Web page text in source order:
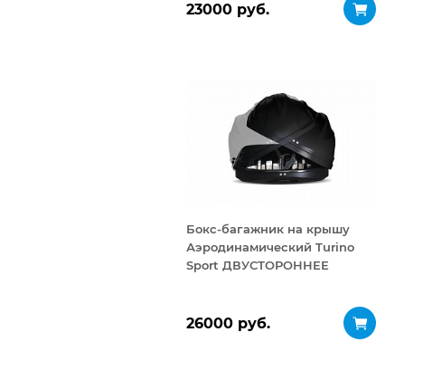
23000 руб.
Бокс-багажник на крышу
Аэродинамический Turino
Sport ДВУСТОРОННЕЕ
26000 руб.